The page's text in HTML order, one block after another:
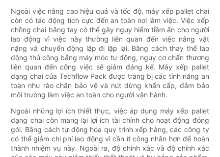
Ngoài việc nâng cao hiệu quả và tốc độ, máy xếp pallet chai
còn có tác động tích cực đến an toàn nơi làm việc. Việc xếp
chồng chai bằng tay có thể gây nguy hiểm tiềm ẩn cho người
lao động vì việc này thường liên quan đến việc nâng vật
nặng và chuyển động lặp đi lặp lại. Bằng cách thay thế lao
động thủ công bằng máy móc tự động, nguy cơ chấn thương
liên quan đến công việc sẽ giảm đáng kể. Máy xếp pallet
dạng chai của Techflow Pack được trang bị các tính năng an
toàn như rào chắn bảo vệ và nút dừng khẩn cấp, đảm bảo
môi trường làm việc an toàn cho người vận hành.
Ngoài những lợi ích thiết thực, việc áp dụng máy xếp pallet
dạng chai còn mang lại lợi ích tài chính cho hoạt động đóng
gói. Bằng cách tự động hóa quy trình xếp hàng, các công ty
có thể giảm chi phí lao động vì cần ít công nhân hơn để hoàn
thành nhiệm vụ này. Ngoài ra, độ chính xác và độ chính xác